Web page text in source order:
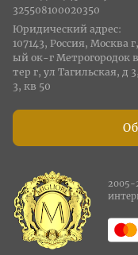
325508100020350
Юридический адрес:
107143, Россия, Москва
ый ок-г Метрогородок
тер г, ул Тагильская, д
3, кв 50
2005-